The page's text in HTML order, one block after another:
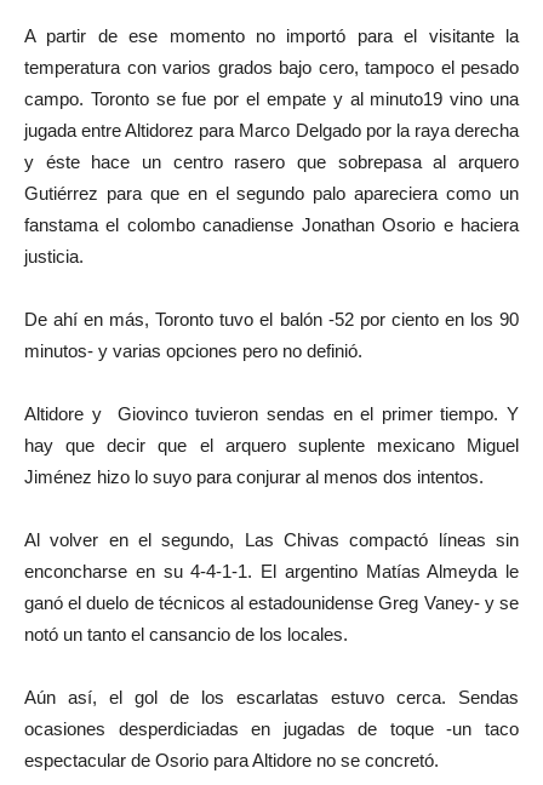
A partir de ese momento no importó para el visitante la
temperatura con varios grados bajo cero, tampoco el pesado
campo. Toronto se fue por el empate y al minuto19 vino una
jugada entre Altidorez para Marco Delgado por la raya derecha
y éste hace un centro rasero que sobrepasa al arquero
Gutiérrez para que en el segundo palo apareciera como un
fanstama el colombo canadiense Jonathan Osorio e haciera
justicia.
De ahí en más, Toronto tuvo el balón -52 por ciento en los 90
minutos- y varias opciones pero no definió.
Altidore y Giovinco tuvieron sendas en el primer tiempo. Y
hay que decir que el arquero suplente mexicano Miguel
Jiménez hizo lo suyo para conjurar al menos dos intentos.
Al volver en el segundo, Las Chivas compactó líneas sin
enconcharse en su 4-4-1-1. El argentino Matías Almeyda le
ganó el duelo de técnicos al estadounidense Greg Vaney- y se
notó un tanto el cansancio de los locales.
Aún así, el gol de los escarlatas estuvo cerca. Sendas
ocasiones desperdiciadas en jugadas de toque -un taco
espectacular de Osorio para Altidore no se concretó.